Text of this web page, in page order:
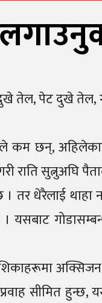
तेल, पेट दुखे
कम छन्,
सुत्नुअघि
तर धेरैलाई थाहा
यसबाट
सीमित